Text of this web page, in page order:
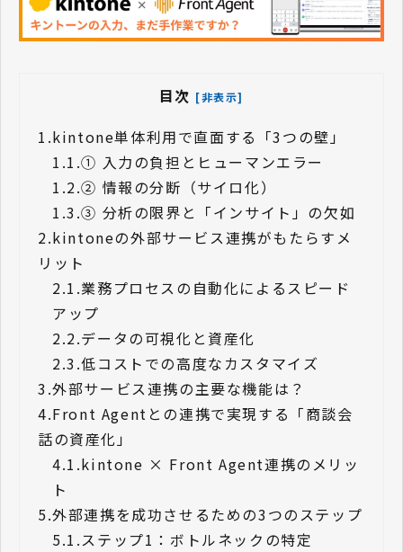
目次 [非表示]
1.kintone単体利用で直面する「3つの壁」
1.1.① 入力の負担とヒューマンエラー
1.2.② 情報の分断（サイロ化）
1.3.③ 分析の限界と「インサイト」の欠如
2.kintoneの外部サービス連携がもたらすメ
リット
2.1.業務プロセスの自動化によるスピード
アップ
2.2.データの可視化と資産化
2.3.低コストでの高度なカスタマイズ
3.外部サービス連携の主要な機能は？
4.Front Agentとの連携で実現する「商談会
話の資産化」
4.1.kintone × Front Agent連携のメリッ
ト
5.外部連携を成功させるための3つのステップ
5.1.ステップ1：ボトルネックの特定